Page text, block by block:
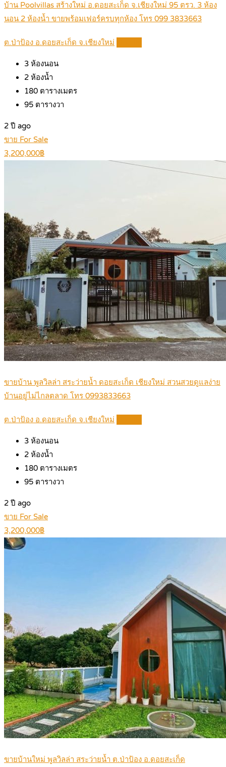
บ้าน Poolvillas สร้างใหม่ อ.ดอยสะเก็ด จ.เชียงใหม่ 95 ตรว. 3 ห้อง
นอน 2 ห้องน้ำ ขายพร้อมเฟอร์ครบทุกห้อง โทร 099 3833663
ต.ป่าป้อง อ.ดอยสะเก็ด จ.เชียงใหม่
3 ห้องนอน
2 ห้องน้ำ
180 ตารางเมตร
95 ตารางวา
2 ปี ago
ขาย For Sale
3,200,000฿
ขายบ้าน พูลวิลล่า สระว่ายน้ำ ดอยสะเก็ด เชียงใหม่ สวนสวยดูแลง่าย
บ้านอยู่ไม่ไกลตลาด โทร 0993833663
ต.ป่าป้อง อ.ดอยสะเก็ด จ.เชียงใหม่
3 ห้องนอน
2 ห้องน้ำ
180 ตารางเมตร
95 ตารางวา
2 ปี ago
ขาย For Sale
3,200,000฿
ขายบ้านใหม่ พูลวิลล่า สระว่ายน้ำ ต.ป่าป้อง อ.ดอยสะเก็ด